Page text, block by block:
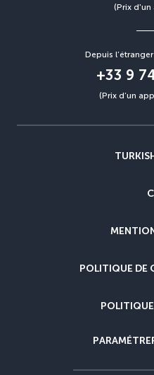
(Prix d'un
Depuis
+33 9
(Prix d’un
POLITIQUE DE